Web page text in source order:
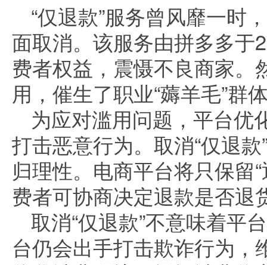
“仅退款”服务曾风靡一时
面取消。该服务由拼多多于
费者权益，震慑不良商家。
用，催生了职业“薅羊毛”群
为应对滥用问题，平台优
打击恶意行为。取消“仅退
归理性。电商平台将只保留
费者可协商决定退款是否退
取消“仅退款”不意味着平
台仍会出手打击欺诈行为